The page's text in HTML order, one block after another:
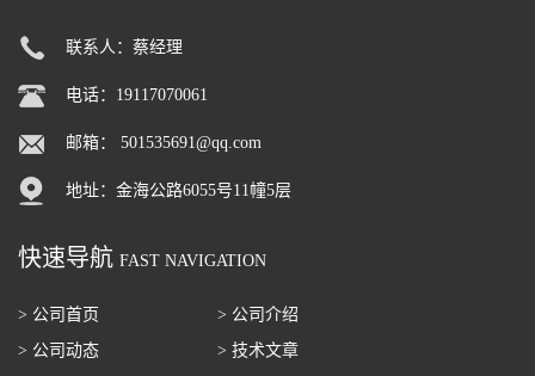
联系人：蔡经理
电话：19117070061
邮箱： 501535691@qq.com
地址：金海公路6055号11幢5层
快速导航 FAST NAVIGATION
> 公司首页
> 公司介绍
> 公司动态
> 技术文章